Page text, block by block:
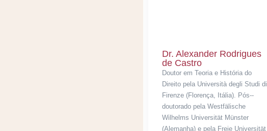
Dr. Alexander Rodrigues
de Castro
Doutor em Teoria e História do
Direito pela Università degli Studi di
Firenze (Florença, Itália). Pós-­
doutorado pela Westfälische
Wilhelms Universität Münster
(Alemanha) e pela Freie Universität